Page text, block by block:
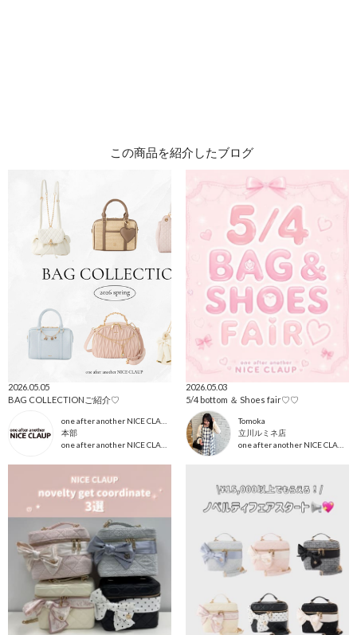
この商品を紹介したブログ
2026.05.05
BAG COLLECTIONご紹介♡
one after another NICE CLAUP本部
本部
one after another NICE CLAUP
2026.05.03
5/4 bottom ＆ Shoes fair♡♡
Tomoka
立川ルミネ店
one after another NICE CLAUP